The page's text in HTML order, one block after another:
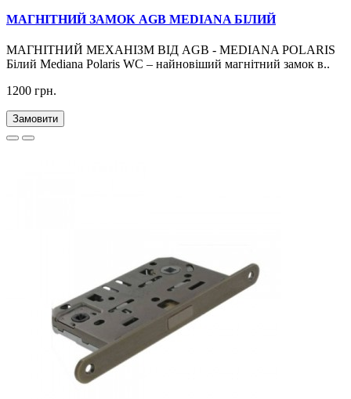
МАГНІТНИЙ ЗАМОК AGB MEDIANA БІЛИЙ
МАГНІТНИЙ МЕХАНІЗМ ВІД AGB - MEDIANA POLARIS
Білий Mediana Polaris WC – найновіший магнітний замок в..
1200 грн.
Замовити